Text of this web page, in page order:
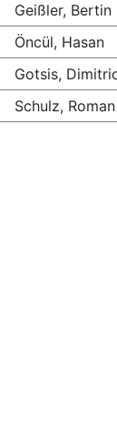
Geißler, Bertin
Öncül, Hasan
Gotsis,
Schulz, Roman